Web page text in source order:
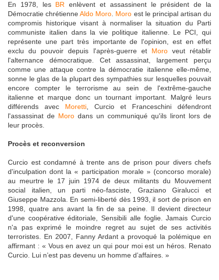
En 1978, les BR enlèvent et assassinent le président de la
Démocratie chrétienneAldo Moro. Moro est le principal artisan du
compromis historique visant à normaliser la situation du Parti
communiste italien dans la vie politique italienne. Le PCI, qui
représente une part très importante de l'opinion, est en effet
exclu du pouvoir depuis l'après-guerre et Moroveut rétablir
l'alternance démocratique. Cet assassinat, largement perçu
comme une attaque contre la démocratie italienne elle-même,
sonne le glas de la plupart des sympathies sur lesquelles pouvait
encore compter le terrorisme au sein de l'extrême-gauche
italienne et marque donc un tournant important. Malgré leurs
différends avec Moretti, Curcio et Franceschini défendront
l'assassinat de Moro dans un communiqué qu'ils liront lors de
leur procès.
Procès et reconversion
Curcio est condamné à trente ans de prison pour divers chefs
d'inculpation dont la « participation morale » (concorso morale)
au meurtre le 17 juin 1974 de deux militants du Mouvement
social italien, un parti néo-fasciste, Graziano Giralucci et
Giuseppe Mazzola. En semi-liberté dès 1993, il sort de prison en
1998, quatre ans avant la fin de sa peine. Il devient directeur
d'une coopérative éditoriale, Sensibili alle foglie. Jamais Curcio
n'a pas exprimé le moindre regret au sujet de ses activités
terroristes. En 2007, Fanny Ardant a provoqué la polémique en
affirmant : « Vous en avez un qui pour moi est un héros. Renato
Curcio. Lui n’est pas devenu un homme d’affaires. »